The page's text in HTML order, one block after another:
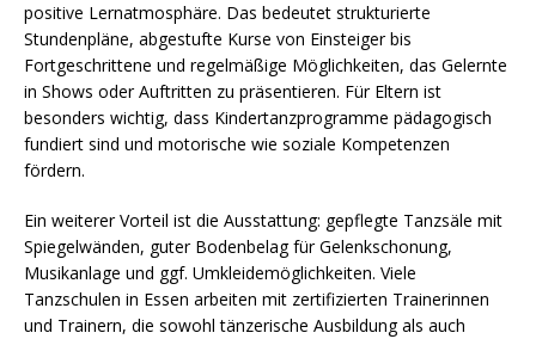
positive Lernatmosphäre. Das bedeutet strukturierte
Stundenpläne, abgestufte Kurse von Einsteiger bis
Fortgeschrittene und regelmäßige Möglichkeiten, das Gelernte
in Shows oder Auftritten zu präsentieren. Für Eltern ist
besonders wichtig, dass Kindertanzprogramme pädagogisch
fundiert sind und motorische wie soziale Kompetenzen
fördern.
Ein weiterer Vorteil ist die Ausstattung: gepflegte Tanzsäle mit
Spiegelwänden, guter Bodenbelag für Gelenkschonung,
Musikanlage und ggf. Umkleidemöglichkeiten. Viele
Tanzschulen in Essen arbeiten mit zertifizierten Trainerinnen
und Trainern, die sowohl tänzerische Ausbildung als auch